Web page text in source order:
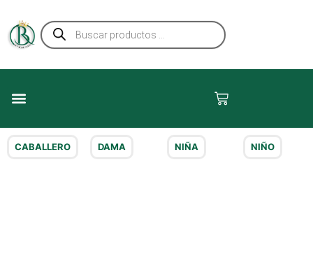
contenido
Búsqueda
de
productos
Carrito
CABALLERO DAMA​ NIÑA​ NIÑO